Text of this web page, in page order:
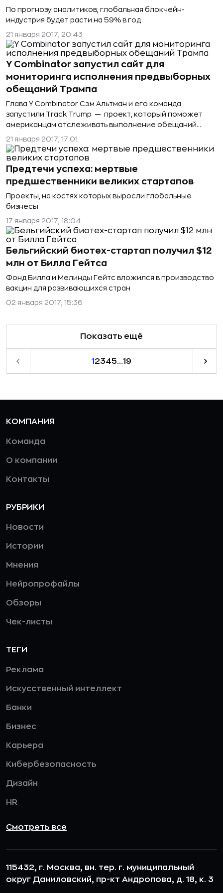
По прогнозу аналитиков, глобальная блокчейн-
индустрия будет расти на 59% в год
21 января 2017, 20:43
Y Combinator запустил сайт для
мониторинга исполнения предвыборных
обещаний Трампа
Глава Y Combinator Сэм Альтман и его команда
запустили Track Trump — проект, который поможет
американцам отслеживать выполнение обещаний
Трампа
21 января 2017, 17:01
Предтечи успеха: мертвые
предшественники великих стартапов
Проекты, на костях которых выросли глобальные
бизнесы
17 января 2017, 18:04
Бельгийский биотех-стартап получил $12
млн от Билла Гейтса
Фонд Билла и Мелинды Гейтс вложился в производство
вакцин для развивающихся стран
02 января 2017, 15:36
Показать ещё
1 2345...19
КОМПАНИЯ
Команда
О компании
Контакты
РУБРИКИ
Новости
Истории
Мнения
Нейропрофайлы
Обзоры
Чек-листы
ТЕГИ
Реклама
Искусственный интеллект
Банки
Бизнес
Карьера
Кибербезопасность
Дизайн
HR
Смотреть все
115432, г. Москва, вн. тер. г. муниципальный
округ Даниловский, пр-кт Андропова, д. 18, к. 3